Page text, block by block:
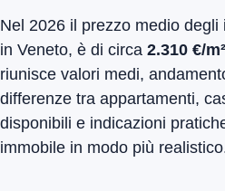
Nel 2026 il prezzo medio degli
in Veneto, è di circa 2.310 €/m²
riunisce valori medi,
differenze tra appartamenti,
disponibili e indicazioni
immobile in modo più